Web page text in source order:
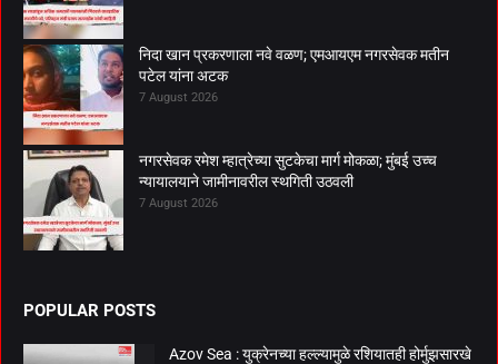
निदा खान प्रकरणाला नवे वळण; एमआयएम नगरसेवक मतीन
पटेल यांना अटक
7 August 2026
नगरसेवक रमेश म्हात्रेच्या सुटकेचा मार्ग मोकळा; मुंबई उच्च
न्यायालयाने जामीनावरील स्थगिती उठवली
7 August 2026
POPULAR POSTS
Azov Sea : युक्रेनच्या हल्ल्यामुळे रशियातही होर्मुझसारखे